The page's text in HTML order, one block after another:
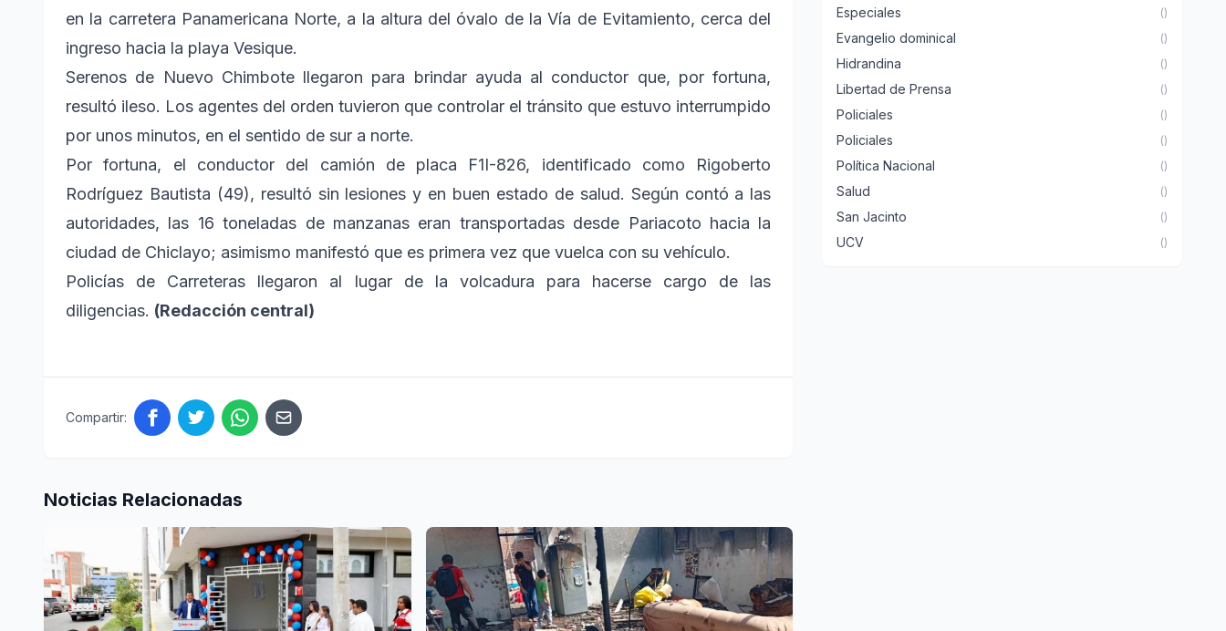
en la carretera Panamericana Norte, a la altura del óvalo de la Vía de Evitamiento, cerca del
ingreso hacia la playa Vesique.
Serenos de Nuevo Chimbote llegaron para brindar ayuda al conductor que, por fortuna,
resultó ileso. Los agentes del orden tuvieron que controlar el tránsito que estuvo interrumpido
por unos minutos, en el sentido de sur a norte.
Por fortuna, el conductor del camión de placa F1I-826, identificado como Rigoberto
Rodríguez Bautista (49), resultó sin lesiones y en buen estado de salud. Según contó a las
autoridades, las 16 toneladas de manzanas eran transportadas desde Pariacoto hacia la
ciudad de Chiclayo; asimismo manifestó que es primera vez que vuelca con su vehículo.
Policías de Carreteras llegaron al lugar de la volcadura para hacerse cargo de las
diligencias. (Redacción central)
Compartir:
Noticias Relacionadas
Especiales ()
Evangelio dominical ()
Hidrandina ()
Libertad de Prensa ()
Policiales ()
Policiales ()
Política Nacional ()
Salud ()
San Jacinto ()
UCV ()